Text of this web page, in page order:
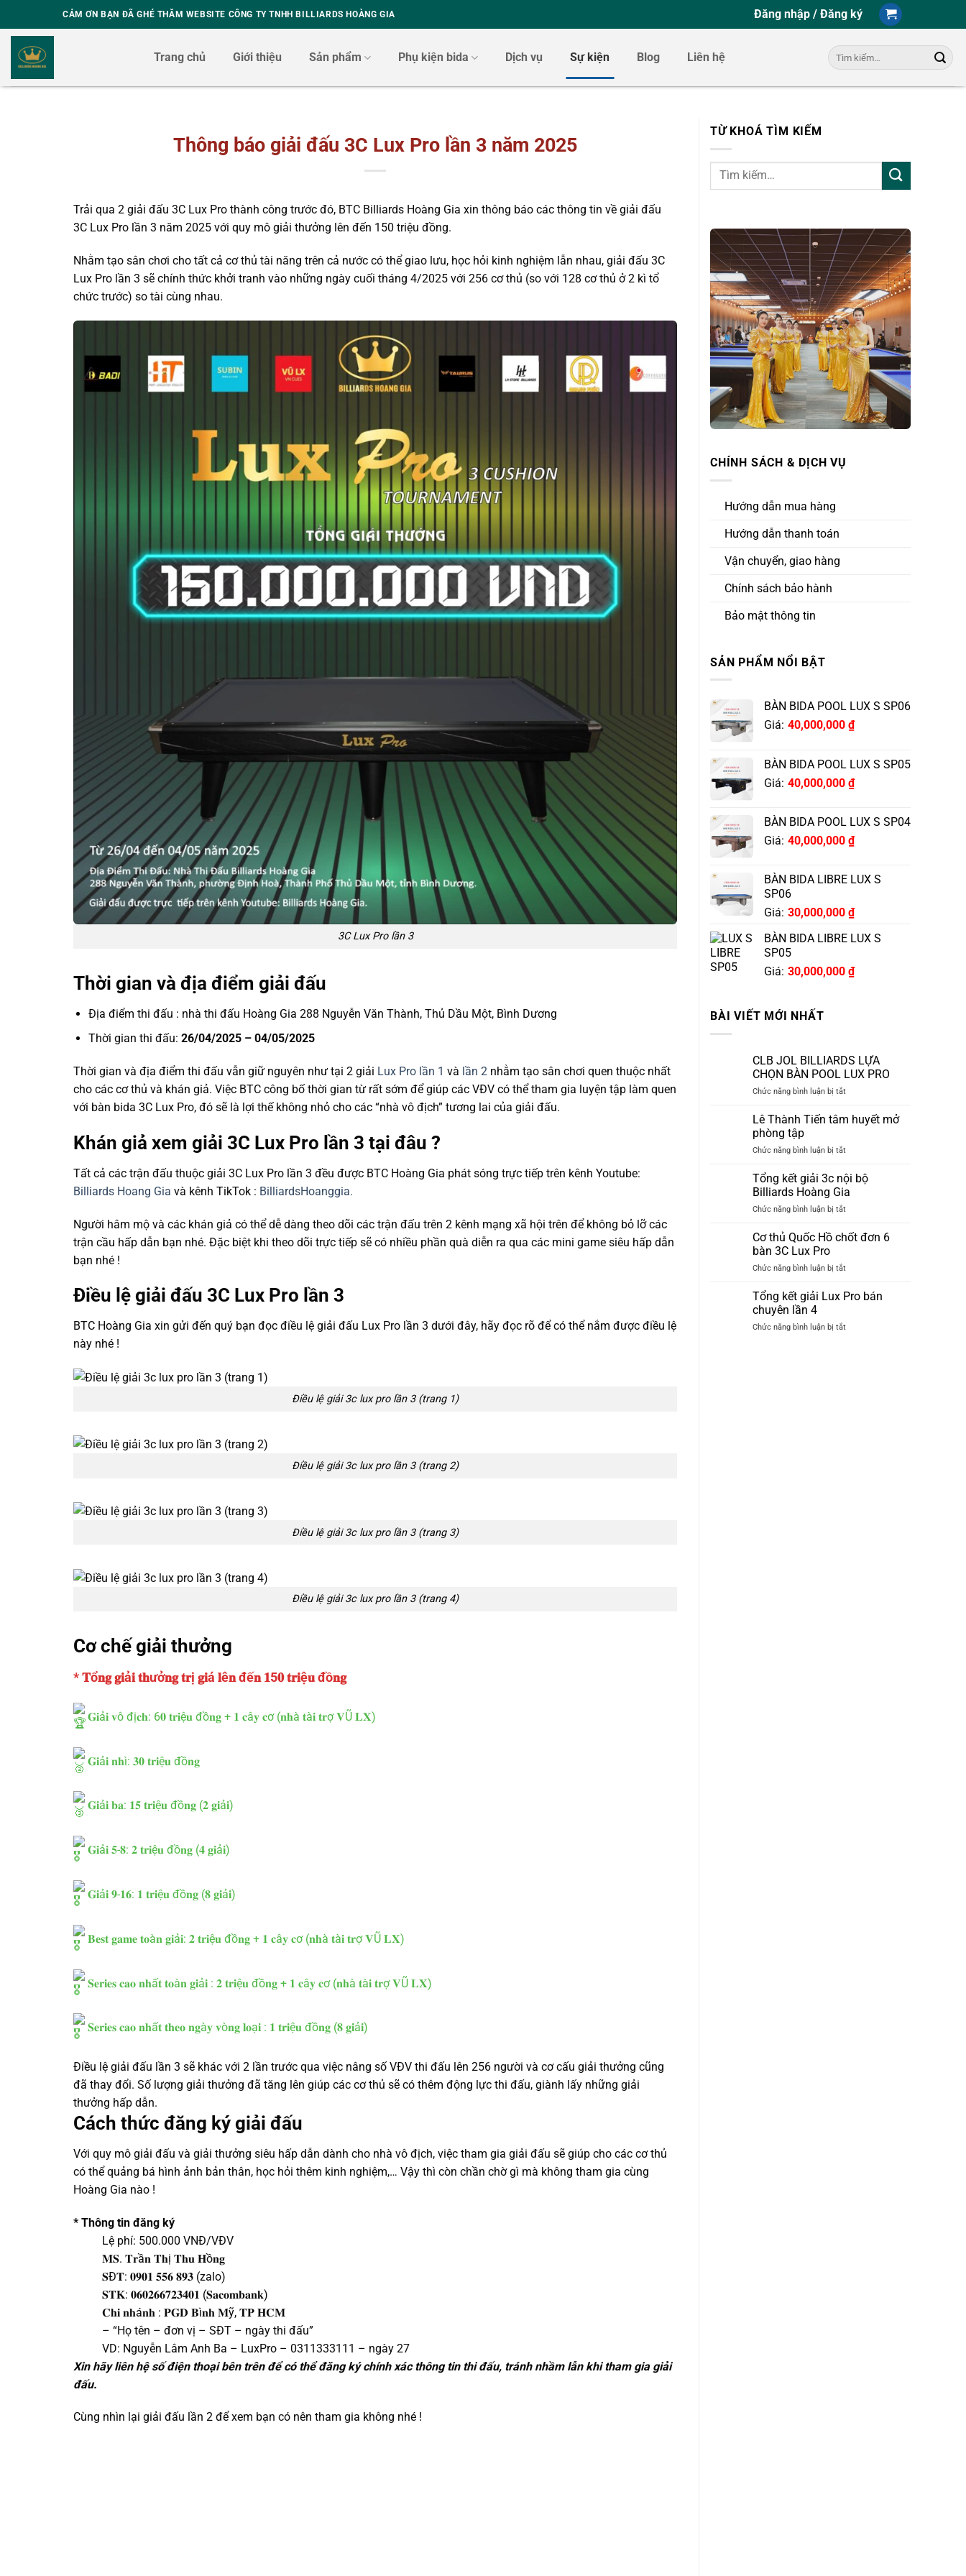
to
content
CẢM ƠN BẠN ĐÃ GHÉ THĂM WEBSITE CÔNG TY TNHH BILLIARDS HOÀNG GIA Đăng nhập / Đăng ký
Trang chủ Giới thiệu Sản phẩm Phụ kiện bida Dịch vụ Sự kiện Blog Liên hệ
Tìm
kiếm:
Thông báo giải đấu 3C Lux Pro lần 3 năm 2025
Trải qua 2 giải đấu 3C Lux Pro thành công trước đó, BTC Billiards Hoàng Gia xin thông báo các thông tin về giải đấu
3C Lux Pro lần 3 năm 2025 với quy mô giải thưởng lên đến 150 triệu đồng.
Nhằm tạo sân chơi cho tất cả cơ thủ tài năng trên cả nước có thể giao lưu, học hỏi kinh nghiệm lẫn nhau, giải đấu 3C
Lux Pro lần 3 sẽ chính thức khởi tranh vào những ngày cuối tháng 4/2025 với 256 cơ thủ (so với 128 cơ thủ ở 2 kì tổ
chức trước) so tài cùng nhau.
3C Lux Pro lần 3
Thời gian và địa điểm giải đấu
Địa điểm thi đấu : nhà thi đấu Hoàng Gia 288 Nguyễn Văn Thành, Thủ Dầu Một, Bình Dương
Thời gian thi đấu: 26/04/2025 – 04/05/2025
Thời gian và địa điểm thi đấu vẫn giữ nguyên như tại 2 giải Lux Pro lần 1 và lần 2 nhằm tạo sân chơi quen thuộc nhất
cho các cơ thủ và khán giả. Việc BTC công bố thời gian từ rất sớm để giúp các VĐV có thể tham gia luyện tập làm quen
với bàn bida 3C Lux Pro, đó sẽ là lợi thế không nhỏ cho các “nhà vô địch” tương lai của giải đấu.
Khán giả xem giải 3C Lux Pro lần 3 tại đâu ?
Tất cả các trận đấu thuộc giải 3C Lux Pro lần 3 đều được BTC Hoàng Gia phát sóng trực tiếp trên kênh Youtube:
Billiards Hoang Gia và kênh TikTok : BilliardsHoanggia.
Người hâm mộ và các khán giả có thể dễ dàng theo dõi các trận đấu trên 2 kênh mạng xã hội trên để không bỏ lỡ các
trận cầu hấp dẫn bạn nhé. Đặc biệt khi theo dõi trực tiếp sẽ có nhiều phần quà diễn ra qua các mini game siêu hấp dẫn
bạn nhé !
Điều lệ giải đấu 3C Lux Pro lần 3
BTC Hoàng Gia xin gửi đến quý bạn đọc điều lệ giải đấu Lux Pro lần 3 dưới đây, hãy đọc rõ để có thể nắm được điều lệ
này nhé !
Điều lệ giải 3c lux pro lần 3 (trang 1)
Điều lệ giải 3c lux pro lần 3 (trang 2)
Điều lệ giải 3c lux pro lần 3 (trang 3)
Điều lệ giải 3c lux pro lần 3 (trang 4)
Cơ chế giải thưởng
* 𝐓ổ𝐧𝐠 𝐠𝐢ả𝐢 𝐭𝐡ưở𝐧𝐠 𝐭𝐫ị 𝐠𝐢á 𝐥ê𝐧 đế𝐧 𝟏5𝟎 𝐭𝐫𝐢ệ𝐮 đồ𝐧𝐠
𝐆𝐢ả𝐢 𝐯ô đị𝐜𝐡: 6𝟎 𝐭𝐫𝐢ệ𝐮 đồ𝐧𝐠 + 𝟏 𝐜â𝐲 𝐜ơ (𝐧𝐡à 𝐭à𝐢 𝐭𝐫ợ 𝐕Ũ 𝐋𝐗)
𝐆𝐢ả𝐢 𝐧𝐡ì: 𝟑𝟎 𝐭𝐫𝐢ệ𝐮 đồ𝐧𝐠
𝐆𝐢ả𝐢 𝐛𝐚: 𝟏𝟓 𝐭𝐫𝐢ệ𝐮 đồ𝐧𝐠 (𝟐 𝐠𝐢ả𝐢)
𝐆𝐢ả𝐢 𝟓-𝟖: 𝟐 𝐭𝐫𝐢ệ𝐮 đồ𝐧𝐠 (𝟒 𝐠𝐢ả𝐢)
𝐆𝐢ả𝐢 𝟗-𝟏𝟔: 𝟏 𝐭𝐫𝐢ệ𝐮 đồ𝐧𝐠 (𝟖 𝐠𝐢ả𝐢)
𝐁𝐞𝐬𝐭 𝐠𝐚𝐦𝐞 𝐭𝐨à𝐧 𝐠𝐢ả𝐢: 𝟐 𝐭𝐫𝐢ệ𝐮 đồ𝐧𝐠 + 𝟏 𝐜â𝐲 𝐜ơ (𝐧𝐡à 𝐭à𝐢 𝐭𝐫ợ 𝐕Ũ 𝐋𝐗)
𝐒𝐞𝐫𝐢𝐞𝐬 𝐜𝐚𝐨 𝐧𝐡ấ𝐭 𝐭𝐨à𝐧 𝐠𝐢ả𝐢 : 𝟐 𝐭𝐫𝐢ệ𝐮 đồ𝐧𝐠 + 𝟏 𝐜â𝐲 𝐜ơ (𝐧𝐡à 𝐭à𝐢 𝐭𝐫ợ 𝐕Ũ 𝐋𝐗)
𝐒𝐞𝐫𝐢𝐞𝐬 𝐜𝐚𝐨 𝐧𝐡ấ𝐭 𝐭𝐡𝐞𝐨 𝐧𝐠à𝐲 𝐯ò𝐧𝐠 𝐥𝐨ạ𝐢 : 𝟏 𝐭𝐫𝐢ệ𝐮 đồ𝐧𝐠 (𝟖 𝐠𝐢ả𝐢)
Điều lệ giải đấu lần 3 sẽ khác với 2 lần trước qua việc nâng số VĐV thi đấu lên 256 người và cơ cấu giải thưởng cũng
đã thay đổi. Số lượng giải thưởng đã tăng lên giúp các cơ thủ sẽ có thêm động lực thi đấu, giành lấy những giải
thưởng hấp dẫn.
Cách thức đăng ký giải đấu
Với quy mô giải đấu và giải thưởng siêu hấp dẫn dành cho nhà vô địch, việc tham gia giải đấu sẽ giúp cho các cơ thủ
có thể quảng bá hình ảnh bản thân, học hỏi thêm kinh nghiệm,… Vậy thì còn chần chờ gì mà không tham gia cùng
Hoàng Gia nào !
* Thông tin đăng ký
Lệ phí: 500.000 VNĐ/VĐV
𝐌𝐒. 𝐓𝐫ầ𝐧 𝐓𝐡ị 𝐓𝐡𝐮 𝐇ồ𝐧𝐠
𝐒Đ𝐓: 𝟎𝟗𝟎𝟏 𝟓𝟓𝟔 𝟖𝟗𝟑 (zalo)
𝐒𝐓𝐊: 𝟎𝟔𝟎𝟐𝟔𝟔𝟕𝟐𝟑𝟒𝟎𝟏 (𝐒𝐚𝐜𝐨𝐦𝐛𝐚𝐧𝐤)
𝐂𝐡𝐢 𝐧𝐡á𝐧𝐡 : 𝐏𝐆𝐃 𝐁ì𝐧𝐡 𝐌ỹ, 𝐓𝐏 𝐇𝐂𝐌
– “Họ tên – đơn vị – SĐT – ngày thi đấu”
VD: Nguyễn Lâm Anh Ba – LuxPro – 0311333111 – ngày 27
Xin hãy liên hệ số điện thoại bên trên để có thể đăng ký chính xác thông tin thi đấu, tránh nhầm lẫn khi tham gia giải
đấu.
Cùng nhìn lại giải đấu lần 2 để xem bạn có nên tham gia không nhé !
TỪ KHOÁ TÌM KIẾM
CHÍNH SÁCH & DỊCH VỤ
Hướng dẫn mua hàng
Hướng dẫn thanh toán
Vận chuyển, giao hàng
Chính sách bảo hành
Bảo mật thông tin
SẢN PHẨM NỔI BẬT
BÀN BIDA POOL LUX S SP06
Giá: 40,000,000 ₫
BÀN BIDA POOL LUX S SP05
Giá: 40,000,000 ₫
BÀN BIDA POOL LUX S SP04
Giá: 40,000,000 ₫
BÀN BIDA LIBRE LUX S
SP06
Giá: 30,000,000 ₫
BÀN BIDA LIBRE LUX S
SP05
Giá: 30,000,000 ₫
BÀI VIẾT MỚI NHẤT
CLB JOL BILLIARDS LỰA
CHỌN BÀN POOL LUX PRO
Chức năng bình luận bị tắtở
JOL
BILLIARDS
CHỌN
POOL
LUX
Lê Thành Tiến tâm huyết mở
phòng tập
Chức năng bình luận bị tắtở
Thành
Tiến
tâm
huyết
phòng
Tổng kết giải 3c nội bộ
Billiards Hoàng Gia
Chức năng bình luận bị tắtở
kết
nội
Billiards
Cơ thủ Quốc Hồ chốt đơn 6
bàn 3C Lux Pro
Chức năng bình luận bị tắtở
thủ
chốt
Tổng kết giải Lux Pro bán
chuyên lần 4
Chức năng bình luận bị tắtở